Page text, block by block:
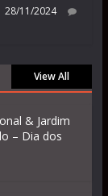
28/11/2024
View All
& Jardim
– Dia dos